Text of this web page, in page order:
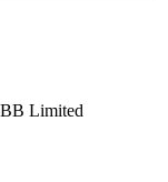
Limited